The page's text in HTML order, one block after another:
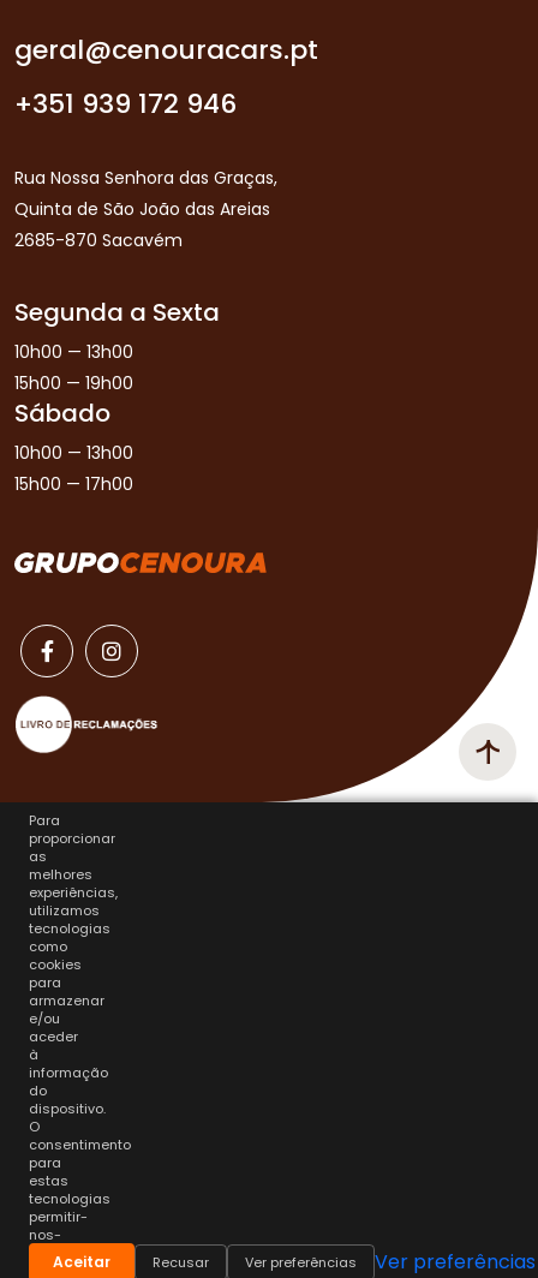
geral@cenouracars.pt
+351 939 172 946
Rua Nossa Senhora das Graças,
Quinta de São João das Areias
2685-870 Sacavém
Segunda a Sexta
10h00 — 13h00
15h00 — 19h00
Sábado
10h00 — 13h00
15h00 — 17h00
Para
proporcionar
as
melhores
experiências,
utilizamos
tecnologias
como
cookies
para
armazenar
e/ou
aceder
à
informação
do
dispositivo.
O
consentimento
para
estas
tecnologias
permitir-
nos-
á
processar
Aceitar Recusar Ver preferências Ver preferências